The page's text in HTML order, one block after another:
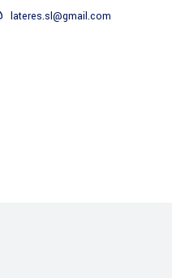
lateres.sl@gmail.com
Servicios